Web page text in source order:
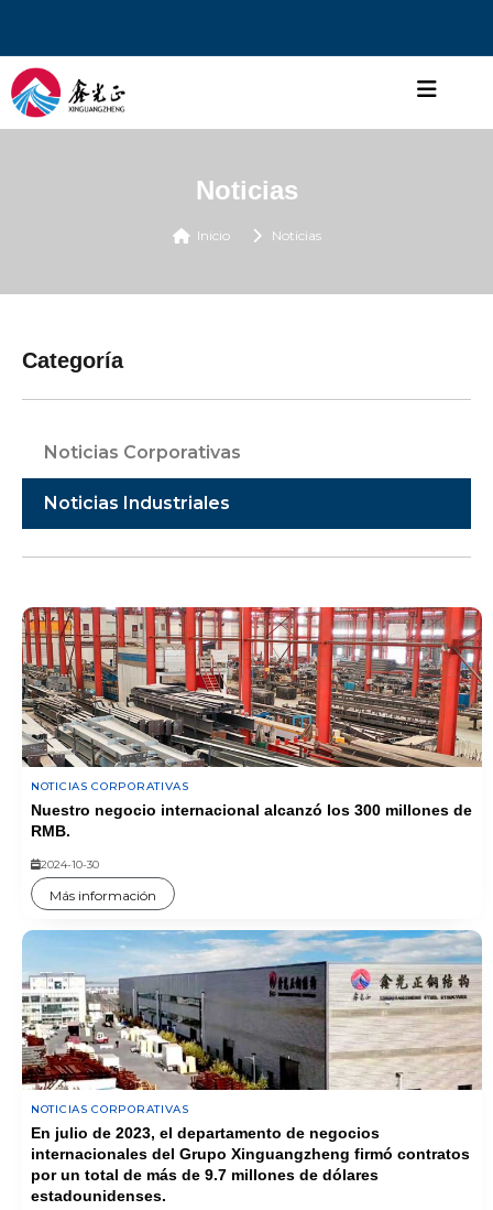
Noticias
Inicio Noticias
NOTICIAS CORPORATIVAS
Nuestro negocio internacional alcanzó los 300 millones de
RMB.
2024-10-30
Más información
NOTICIAS CORPORATIVAS
En julio de 2023, el departamento de negocios
internacionales del Grupo Xinguangzheng firmó contratos
por un total de más de 9.7 millones de dólares
estadounidenses.
Categoría
Noticias Corporativas
Noticias Industriales